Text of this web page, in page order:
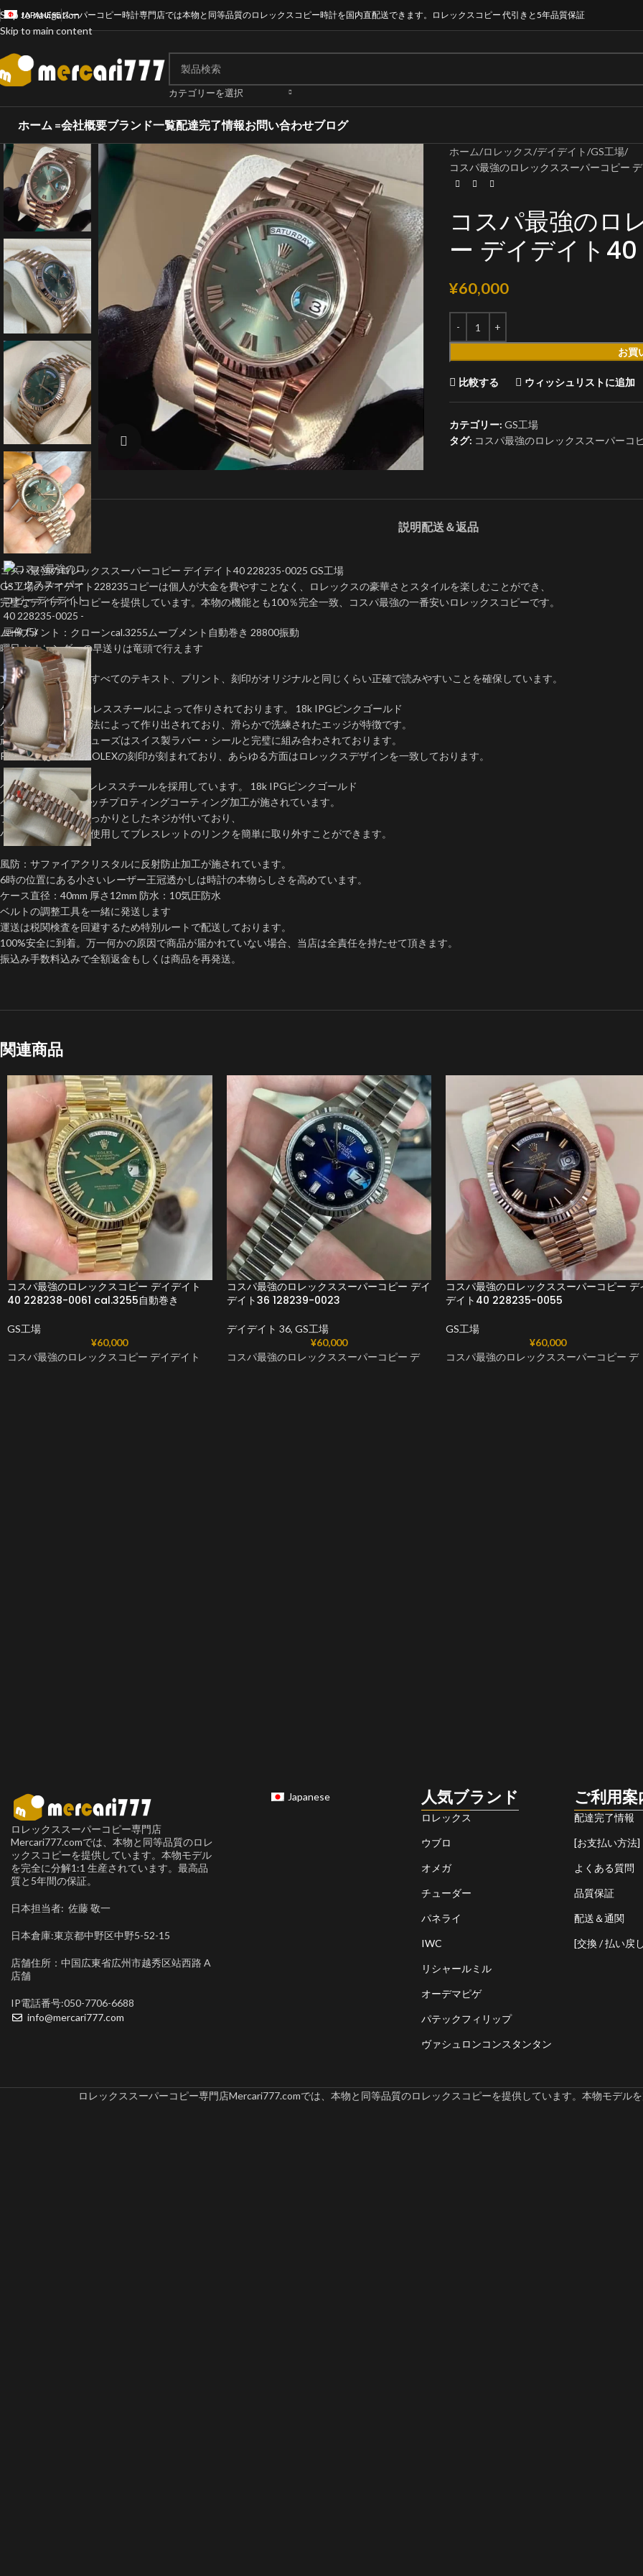
Skip to navigation
Skip to main content
JAPANESEスーパーコピー時計専門店では本物と同等品質のロレックスコピー時計を国内直配送できます。ロレックスコピー 代引きと5年品質保証
カテゴリーを選択
ホーム =会社概要ブランド一覧配達完了情報お問い合わせブログ
ホーム ロレックス デイデイト GS工場
コスパ最強のロレックススーパーコピー
コスパ最強のロ
ー デイデイト
¥60,000
お買
比較する ウィッシュリストに追加
カテゴリー: GS工場
タグ: コスパ最強のロレックススーパーコ
説明配送＆返品
コスパ最強のロレックススーパーコピー デイデイト40 228235-0025 GS工場
GS工場のデイデイト228235コピーは個人が大金を費やすことなく、ロレックスの豪華さとスタイルを楽しむことができ、
完璧なデイデイトコピーを提供しています。本物の機能とも100％完全一致、コスパ最強の一番安いロレックスコピーです。
ムーブメント：クローンcal.3255ムーブメント自動巻き 28800振動
曜日 とカレンダーの早送りは竜頭で行えます
文字盤：文字盤上のすべてのテキスト、プリント、刻印がオリジナルと同じくらい正確で読みやすいことを確保しています。
ケース：904Lステンレススチールによって作りされております。 18k IPGピンクゴールド
ケースは一体鍛造製法によって作り出されており、滑らかで洗練されたエッジが特徴です。
頑丈なねじ込み式リューズはスイス製ラバー・シールと完璧に組み合わされております。
RehautにはROLEXROLEXの刻印が刻まれており、あらゆる方面はロレックスデザインを一致しております。
ベルト：904Ｌステンレススチールを採用しています。 18k IPGピンクゴールド
ベルトにDLCスクラッチプロティングコーティング加工が施されています。
ブレスレットにはしっかりとしたネジが付いており、
小さなドライバーを使用してブレスレットのリンクを簡単に取り外すことができます。
風防：サファイアクリスタルに反射防止加工が施されています。
6時の位置にある小さいレーザー王冠透かしは時計の本物らしさを高めています。
ケース直径：40mm 厚さ12mm 防水：10気圧防水
ベルトの調整工具を一緒に発送します
運送は税関検査を回避するため特別ルートで配送しております。
100%安全に到着。万一何かの原因で商品が届かれていない場合、当店は全責任を持たせて頂きます。
振込み手数料込みで全額返金もしくは商品を再発送。
関連商品
コスパ最強のロレックスコピー デイデイト
40 228238-0061 cal.3255自動巻き
GS工場
¥60,000
コスパ最強のロレックスコピー デイデイト
コスパ最強のロレックススーパーコピー デイ
デイト36 128239-0023
デイデイト 36, GS工場
¥60,000
コスパ最強のロレックススーパーコピー デ
コスパ最強のロレックススーパーコピー デ
デイト40 228235-0055
GS工場
¥60,000
コスパ最強のロレックススーパーコピー デ
ロレックススーパーコピー専門店
Mercari777.comでは、本物と同等品質のロレ
ックスコピーを提供しています。本物モデル
を完全に分解1:1 生産されています。最高品
質と5年間の保証。
日本担当者: 佐藤 敬一
日本倉庫:東京都中野区中野5-52-15
店舗住所：中国広東省広州市越秀区站西路 A
店舗
IP電話番号:050-7706-6688
info@mercari777.com
Japanese 人気ブランド
ロレックス
ウブロ
オメガ
チューダー
パネライ
IWC
リシャールミル
オーデマピゲ
パテックフィリップ
ヴァシュロンコンスタンタン
ご利用案
配達完了情報
[お支払い方法]
よくある質問
品質保証
配送＆通関
[交換 / 払い戻
ロレックススーパーコピー専門店Mercari777.comでは、本物と同等品質のロレックスコピーを提供しています。本物モデル